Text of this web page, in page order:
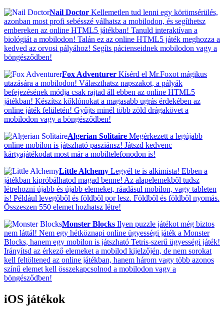
Nail Doctor Kellemetlen tud lenni egy körömsérülés,
azonban most profi sebésszé válhatsz a mobilodon, és segíthetsz
embereken az online HTML5 játékban! Tanuld interaktívan a
biológiát a mobilodon! Talán ez az online HTML5 játék meghozza a
kedved az orvosi pályához! Segíts pácienseidnek mobilodon vagy a
böngésződben!
Fox Adventurer Kísérd el Mr.Foxot mágikus
utazására a mobilodon! Választhatsz napszakot, a pályák
befejezésének módja csak rajtad áll ebben az online HTML5
játékban! Készítsz kőklónokat a magasabb ugrás érdekében az
online játék felületén! Gyűjts minél több zöld drágakövet a
mobilodon vagy a böngésződben!
Algerian Solitaire Megérkezett a legújabb
online mobilon is játszható pasziánsz! Játszd kedvenc
kártyajátékodat most már a mobiltelefonodon is!
Little Alchemy Legyél te is alkimista! Ebben a
játékban kipróbálhatod magad benne! Az alapelemekből tudsz
létrehozni újabb és újabb elemeket, ráadásul mobilon, vagy tableten
is! Például levegőből és földből por lesz. Földből és földből nyomás.
Összeszen 550 elemet hozhatsz létre!
Monster Blocks Ilyen puzzle játékot még biztos
nem láttál! Nem egy hétköznapi online ügyességi játék a Monster
Blocks, hanem egy mobilon is játszható Tetris-szerű ügyességi játék!
Irányítsd az érkező elemeket a mobilod kijelzőjén, de nem sorokat
kell feltöltened az online játékban, hanem három vagy több azonos
színű elemet kell összekapcsolnod a mobilodon vagy a
böngésződben!
iOS játékok